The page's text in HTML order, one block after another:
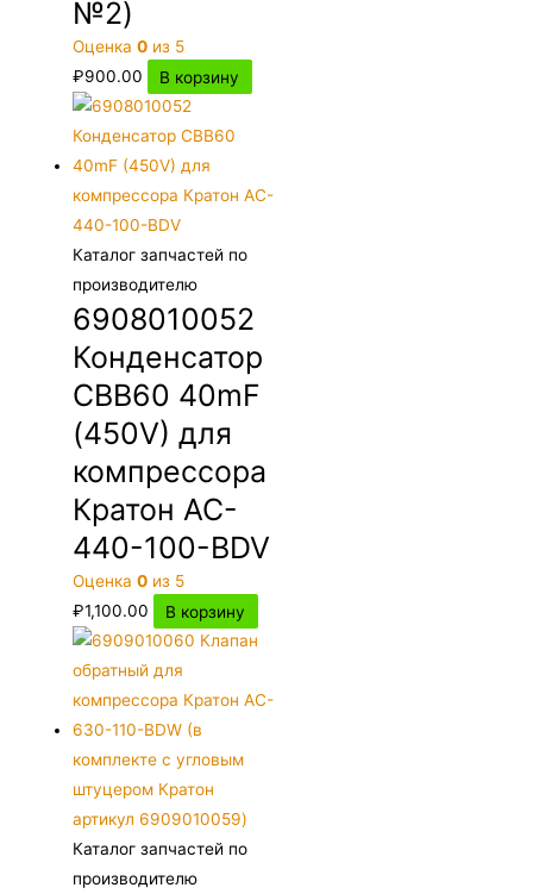
№2)
Оценка0 из 5
₽900.00 В корзину
Каталог запчастей по
производителю
6908010052
Конденсатор
CBB60 40mF
(450V) для
компрессора
Кратон AC-
440-100-BDV
Оценка0 из 5
₽1,100.00 В корзину
Каталог запчастей по
производителю